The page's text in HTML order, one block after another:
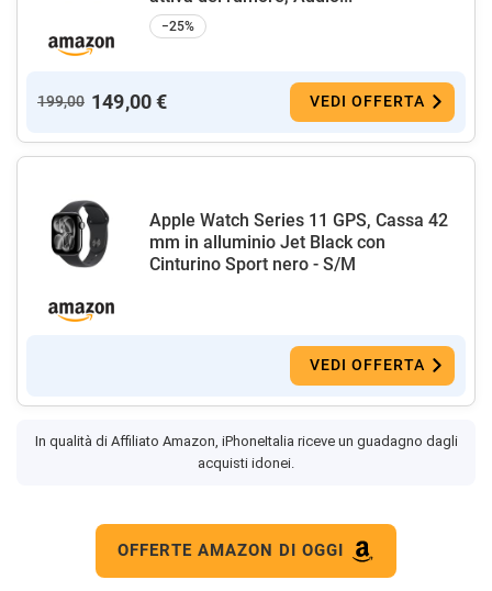
−25%
199,00 149,00 € VEDI OFFERTA
Apple Watch Series 11 GPS, Cassa 42
mm in alluminio Jet Black con
Cinturino Sport nero - S/M
VEDI OFFERTA
In qualità di Affiliato Amazon, iPhoneItalia riceve un guadagno dagli
acquisti idonei.
OFFERTE AMAZON DI OGGI